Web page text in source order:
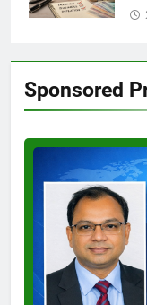
Sponsored